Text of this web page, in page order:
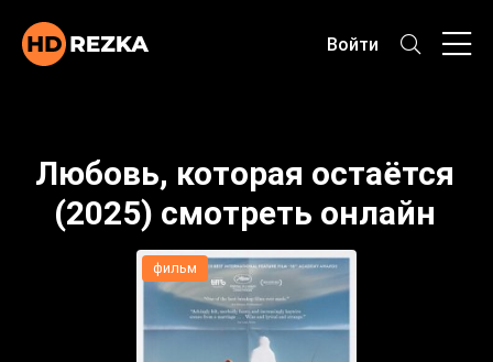
Войти
Любовь, которая остаётся
(2025) смотреть онлайн
фильм